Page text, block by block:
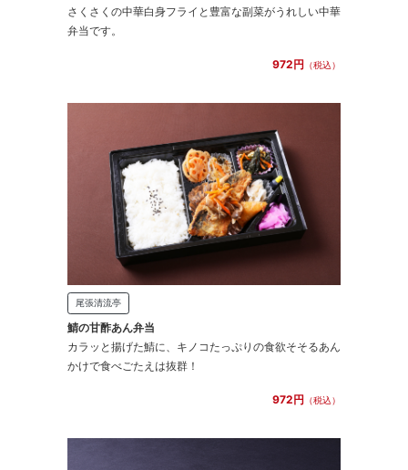
さくさくの中華白身フライと豊富な副菜がうれしい中華
弁当です。
972円 （税込）
尾張清流亭
鯖の甘酢あん弁当
カラッと揚げた鯖に、キノコたっぷりの食欲そそるあん
かけで食べごたえは抜群！
972円 （税込）